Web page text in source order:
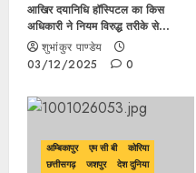
आखिर दयानिधि हॉस्पिटल का किस
अधिकारी ने नियम विरुद्ध तरीके से
आयुष्मान कार्ड योजना का कर दिया
पंजीयन, लिफ्ट रैंप जरूरी नहीं करोड़ों की
गाड़ी जरूरी?
शुभांकुर पाण्डेय
03/12/2025
0
अम्बिकापुर एम सी बी
कोरिया
छत्तीसगढ़
जशपुर
देश दुनिया